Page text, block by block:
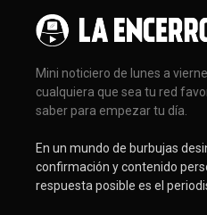
Mini noticiero de lunes a
cualquiera que sea tu red
saber para empezar tu día.
En un mundo de burbujas
confirmación y contenido
respuesta posible es el